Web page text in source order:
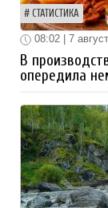
СТАТИСТИКА
08:02 | 7
В
опередила